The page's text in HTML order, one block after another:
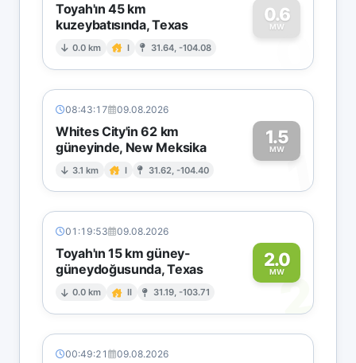
Toyah'ın 45 km
kuzeybatısında, Texas
0.0 km I 31.64, -104.08
0.6
MW
0
08:43:17 09.08.2026
Whites City'in 62 km
güneyinde, New Meksika
3.1 km I 31.62, -104.40
1.5
MW1
01:19:53 09.08.2026
Toyah'ın 15 km güney-
güneydoğusunda, Texas
0.0 km II 31.19, -103.71
2.0
MW2
00:49:21 09.08.2026